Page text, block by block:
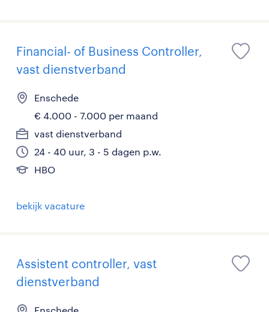
Financial- of Business Controller,
vast dienstverband
Enschede
€ 4.000 - 7.000 per maand
vast dienstverband
24 - 40 uur, 3 - 5 dagen p.w.
HBO
bekijk vacature
Assistent controller, vast
dienstverband